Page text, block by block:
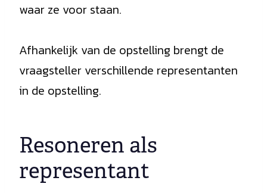
waar ze voor staan.
Afhankelijk van de opstelling brengt de
vraagsteller verschillende representanten
in de opstelling.
Resoneren als
representant